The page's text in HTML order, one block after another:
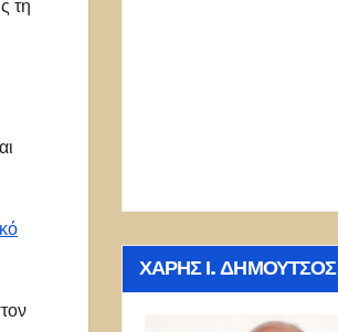
τη
ΧΆΡΗΣ Ι. ΔΗΜΟΎΤΣΟΣ